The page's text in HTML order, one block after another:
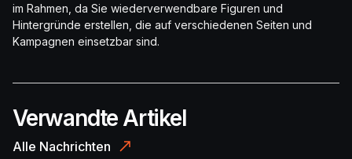
im Rahmen, da Sie wiederverwendbare Figuren und
Hintergründe erstellen, die auf verschiedenen Seiten und
Kampagnen einsetzbar sind.
Verwandte Artikel
Alle Nachrichten